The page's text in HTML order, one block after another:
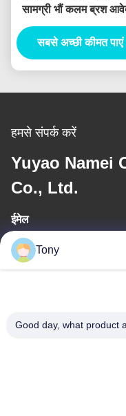
सामग्री भौं कलम ब्रश
सबसे अच्छी कीमत पाएं
हमसे संपर्क करें
Yuyao Namei
Co., Ltd.
ईमेल
हमारा पता
Tony
Good day, what product